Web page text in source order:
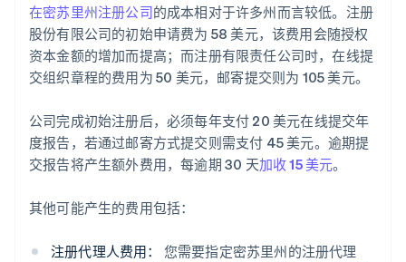
在密苏里州注册公司的成本相对于许多州而言较低。注册
股份有限公司的初始申请费为 58 美元，该费用会随授权
资本金额的增加而提高；而注册有限责任公司时，在线提
交组织章程的费用为 50 美元，邮寄提交则为 105 美元。
公司完成初始注册后，必须每年支付 20 美元在线提交年
度报告，若通过邮寄方式提交则需支付 45 美元。逾期提
交报告将产生额外费用，每逾期 30 天加收 15 美元。
其他可能产生的费用包括：
注册代理人费用：
您需要指定密苏里州的注册代理